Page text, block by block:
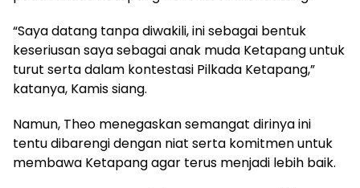
“Saya datang tanpa diwakili, ini sebagai bentuk
keseriusan saya sebagai anak muda Ketapang untuk
turut serta dalam kontestasi Pilkada Ketapang,”
katanya, Kamis siang.
Namun, Theo menegaskan semangat dirinya ini
tentu dibarengi dengan niat serta komitmen untuk
membawa Ketapang agar terus menjadi lebih baik.